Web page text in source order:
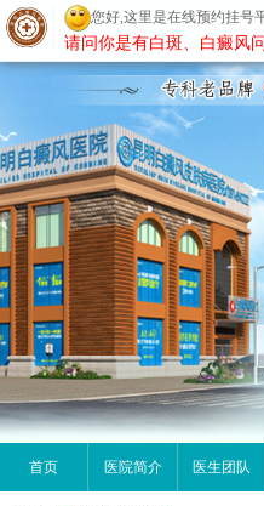
昆明白
首页 医院简介 医生团队
您好,这里是在线预约挂号
请问你是有白斑、白癜风